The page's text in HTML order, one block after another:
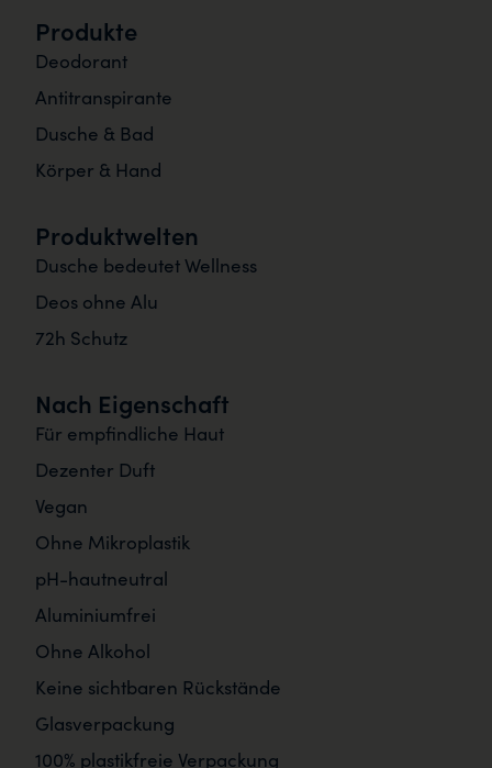
Produkte
Deodorant
Antitranspirante
Dusche & Bad
Körper & Hand
Produktwelten
Dusche bedeutet Wellness
Deos ohne Alu
72h Schutz
Nach Eigenschaft
Für empfindliche Haut
Dezenter Duft
Vegan
Ohne Mikroplastik
pH-hautneutral
Aluminiumfrei
Ohne Alkohol
Keine sichtbaren Rückstände
Glasverpackung
100% plastikfreie Verpackung